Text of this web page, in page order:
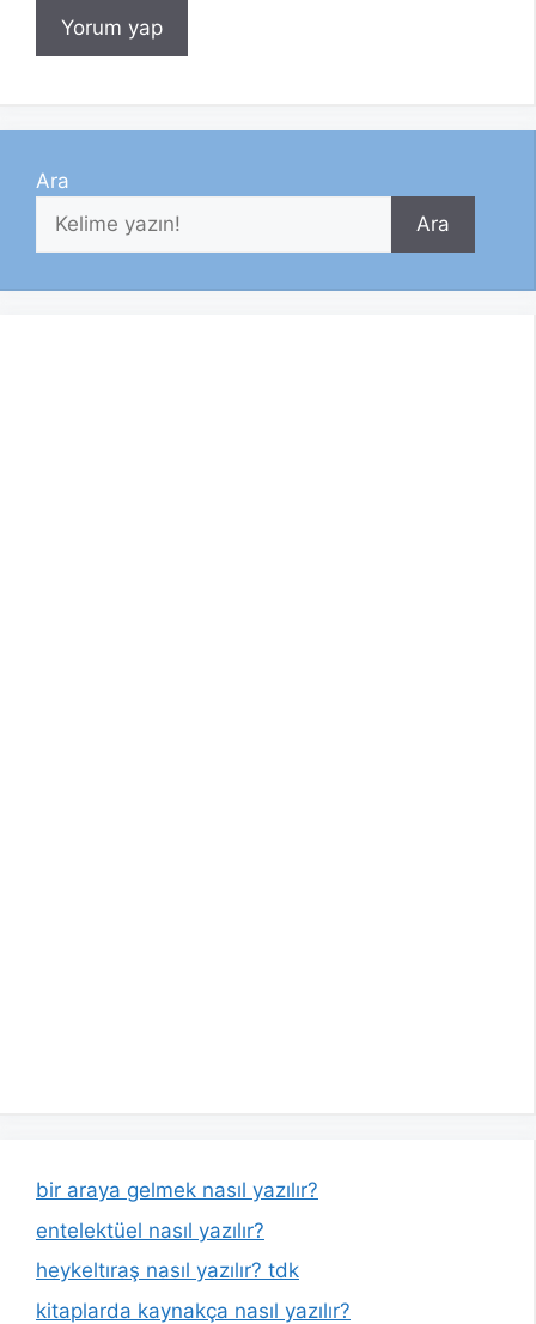
Ara
Ara
bir araya gelmek nasıl yazılır?
entelektüel nasıl yazılır?
heykeltıraş nasıl yazılır? tdk
kitaplarda kaynakça nasıl yazılır?